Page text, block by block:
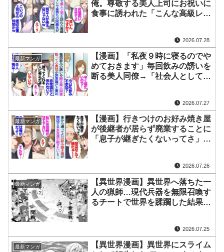
俺。尊敬する美人上司にお祝いに
食事に誘われた「こんな高級レス
と見下してた金持ち同級生に遭遇
し…【マンガ動画】
2026.07.28
最新マンガ
【漫画】「私夜９時に寝るのでや
めておきます」毎回飲みの誘いを
断る美人同僚→「社会人としてど
て責める男性同僚から彼女を助け
た【マンガ動画】
2026.07.27
最新マンガ
【漫画】行きつけのお好み焼き屋
が後継者が居らず廃業することに
「息子が継ぎたくないってさ」女
店だぞ！」店主の息子が帰ってき
て…【マンガ動画】
2026.07.26
最新マンガ
【異世界漫画】異世界へ落ちた一
人の猟師…現代兵器を無限召喚す
るチートで世界を蹂躙した結果が
2026.07.25
最新マンガ
【異世界漫画】異世界にスライム